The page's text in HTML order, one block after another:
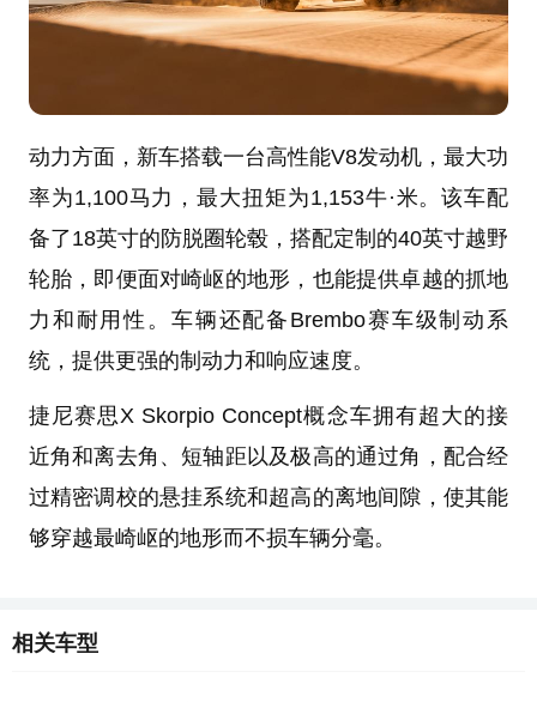
动力方面，新车搭载一台高性能V8发动机，最大功
率为1,100马力，最大扭矩为1,153牛·米。该车配
备了18英寸的防脱圈轮毂，搭配定制的40英寸越野
轮胎，即便面对崎岖的地形，也能提供卓越的抓地
力和耐用性。车辆还配备Brembo赛车级制动系
统，提供更强的制动力和响应速度。
捷尼赛思X Skorpio Concept概念车拥有超大的接
近角和离去角、短轴距以及极高的通过角，配合经
过精密调校的悬挂系统和超高的离地间隙，使其能
够穿越最崎岖的地形而不损车辆分毫。
相关车型